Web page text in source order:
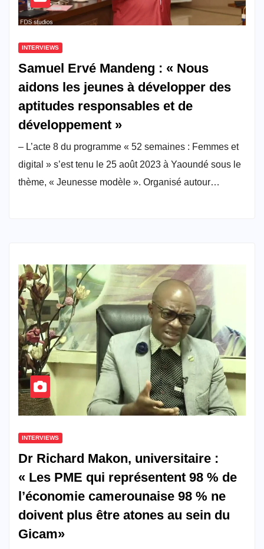
INTERVIEWS
Samuel Ervé Mandeng : « Nous
aidons les jeunes à développer des
aptitudes responsables et de
développement »
– L’acte 8 du programme « 52 semaines : Femmes et
digital » s’est tenu le 25 août 2023 à Yaoundé sous le
thème, « Jeunesse modèle ». Organisé autour…
INTERVIEWS
Dr Richard Makon, universitaire :
« Les PME qui représentent 98 % de
l’économie camerounaise 98 % ne
doivent plus être atones au sein du
Gicam»